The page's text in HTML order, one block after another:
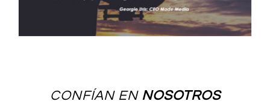
CONFÍAN EN NOSOTROS